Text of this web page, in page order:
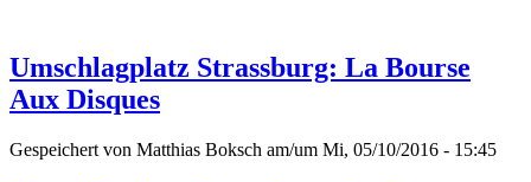
Umschlagplatz Strassburg: La Bourse
Aux Disques
Gespeichert von Matthias Boksch am/um Mi, 05/10/2016 - 15:45